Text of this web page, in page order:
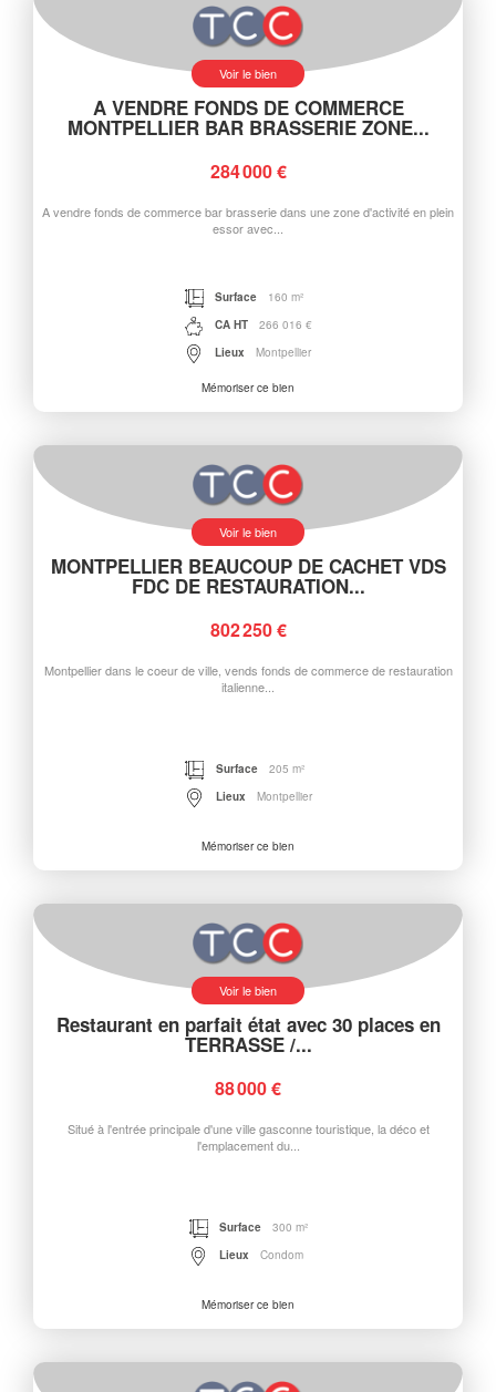
Voir le bien
A VENDRE FONDS DE COMMERCE
MONTPELLIER BAR BRASSERIE ZONE...
284 000 €
A vendre fonds de commerce bar brasserie dans une zone d'activité en plein
essor avec...
Surface
160 m²
CA HT
266 016 €
Lieux
Montpellier
Mémoriser ce bien
Voir le bien
MONTPELLIER BEAUCOUP DE CACHET VDS
FDC DE RESTAURATION...
802 250 €
Montpellier dans le coeur de ville, vends fonds de commerce de restauration
italienne...
Surface
205 m²
Lieux
Montpellier
Mémoriser ce bien
Voir le bien
Restaurant en parfait état avec 30 places en
TERRASSE /...
88 000 €
Situé à l'entrée principale d'une ville gasconne touristique, la déco et
l'emplacement du...
Surface
300 m²
Lieux
Condom
Mémoriser ce bien